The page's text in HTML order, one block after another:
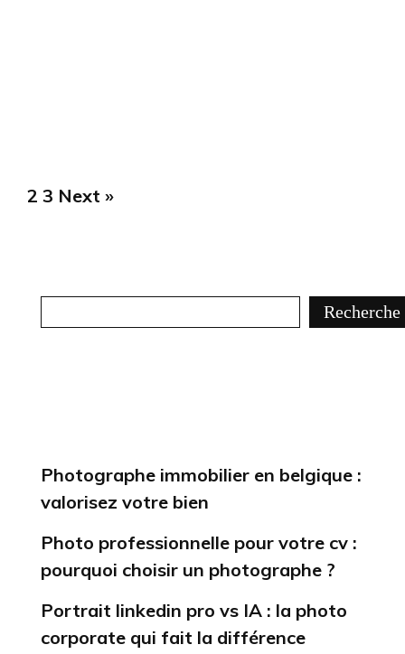
2 3 Next »
Recherche
Photographe immobilier en belgique :
valorisez votre bien
Photo professionnelle pour votre cv :
pourquoi choisir un photographe ?
Portrait linkedin pro vs IA : la photo
corporate qui fait la différence